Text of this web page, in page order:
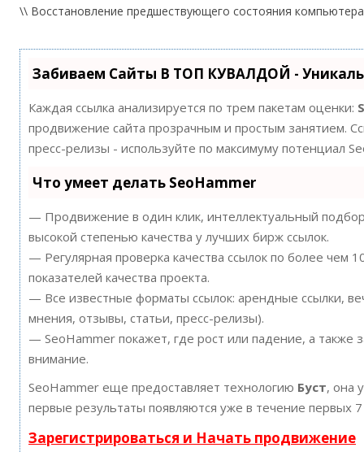
\\ Восстановление предшествующего состояния
Забиваем Сайты В ТОП КУВАЛДОЙ -
Каждая ссылка анализируется по трем пакетам оценки:
продвижение сайта прозрачным и простым занятием.
пресс-релизы - используйте по максимуму потенциал
Что умеет делать SeoHammer
— Продвижение в один клик, интеллектуальный
высокой степенью качества у лучших бирж ссылок.
— Регулярная проверка качества ссылок по более чем
показателей качества проекта.
— Все известные форматы ссылок: арендные ссылки,
мнения, отзывы, статьи, пресс-релизы).
— SeoHammer покажет, где рост или падение, а также
внимание.
SeoHammer еще предоставляет технологию Буст, она
первые результаты появляются уже в течение первых
Зарегистрироваться и Начать продвижение